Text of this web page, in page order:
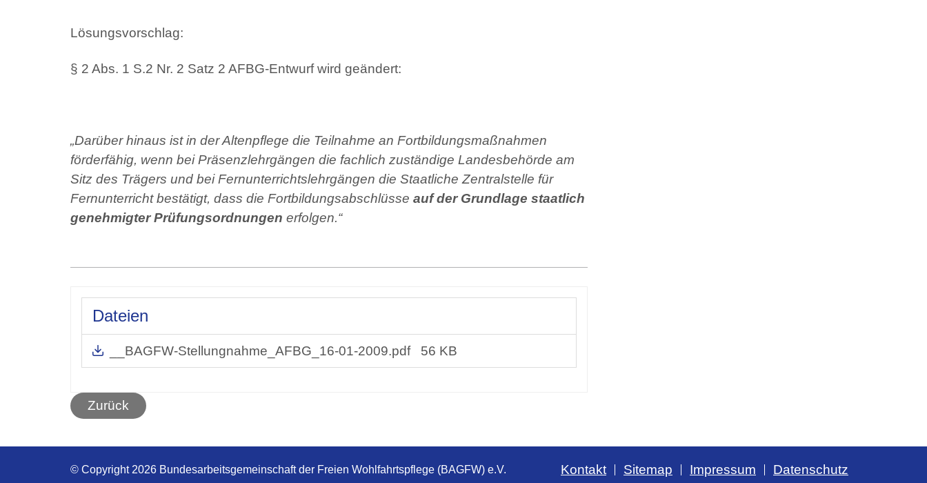
Lösungsvorschlag:
§ 2 Abs. 1 S.2 Nr. 2 Satz 2 AFBG-Entwurf wird geändert:
„Darüber hinaus ist in der Altenpflege die Teilnahme an Fortbildungsmaßnahmen
förderfähig, wenn bei Präsenzlehrgängen die fachlich zuständige Landesbehörde am
Sitz des Trägers und bei Fernunterrichtslehrgängen die Staatliche Zentralstelle für
Fernunterricht bestätigt, dass die Fortbildungsabschlüsse auf der Grundlage staatlich
genehmigter Prüfungsordnungen erfolgen.“
Dateien
__BAGFW-Stellungnahme_AFBG_16-01-2009.pdf 56 KB
Zurück
© Copyright 2026 Bundesarbeitsgemeinschaft der Freien Wohlfahrtspflege (BAGFW) e.V. Kontakt Sitemap Impressum Datenschutz